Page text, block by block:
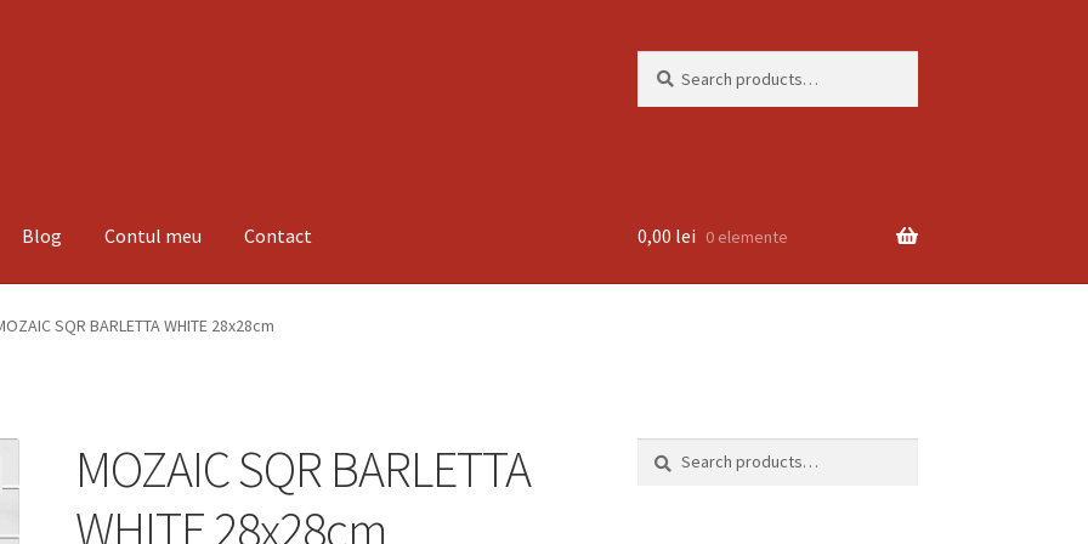
for:
Blog Contul meu Contact
noiInformatii MagazinPlată
0,00 lei 0 elemente
SQR BARLETTA WHITE 28x28cm
MOZAIC SQR BARLETTA
WHITE 28x28cm
Search
Search